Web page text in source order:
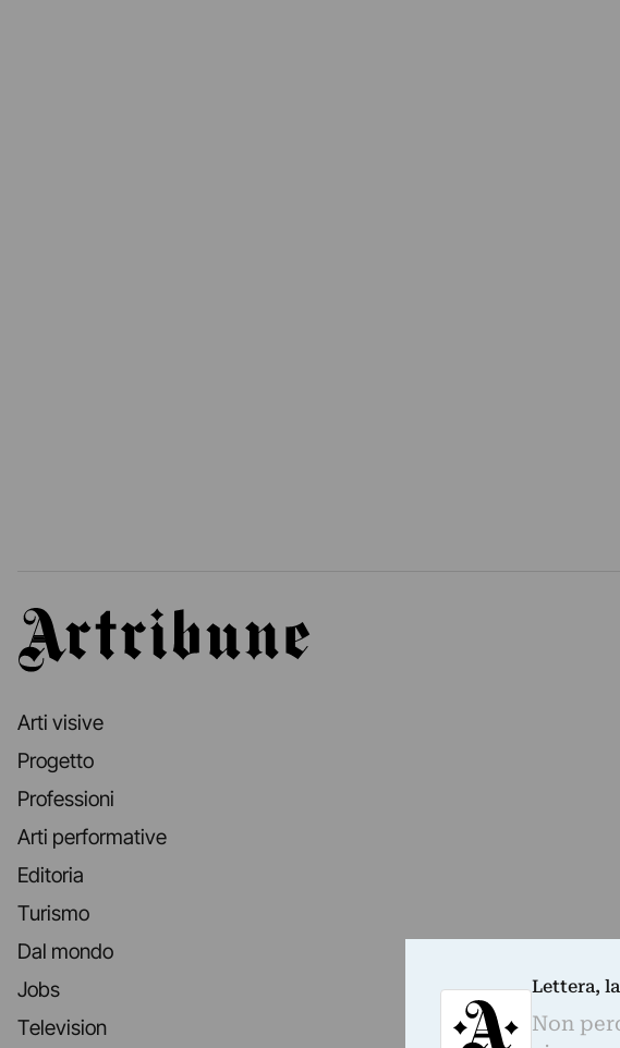
Artribune
Arti visive
Progetto
Professioni
Arti performative
Editoria
Turismo
Dal mondo
Jobs
Television
Lettera,
Non